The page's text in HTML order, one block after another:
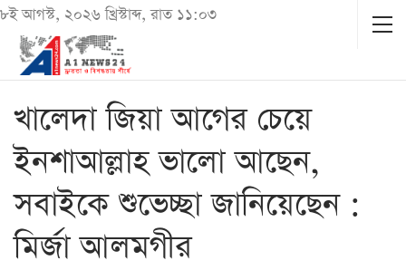
৮ই আগস্ট, ২০২৬ খ্রিস্টাব্দ, রাত ১১:০৩
খালেদা জিয়া আগের চেয়ে
ইনশাআল্লাহ ভালো আছেন,
সবাইকে শুভেচ্ছা জানিয়েছেন :
মির্জা আলমগীর